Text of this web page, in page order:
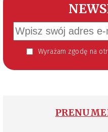
Wyrażam zgodę na otrzymywanie informacji handlowej kierowanej do mnie za pomocą środków komunikacji elektronicznej w szczególności poczty elektronicznej zgodnie z przepisem art. 10 ust 2 ustawy z dnia 18 lipca 2002